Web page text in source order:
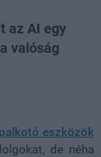
az AI egy
valóság
eszközök
de néha